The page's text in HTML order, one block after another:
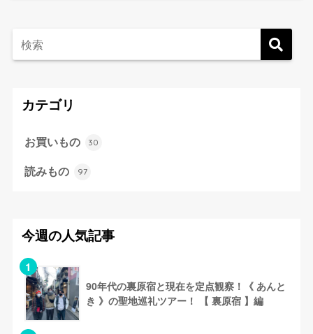
カテゴリ
お買いもの 30
読みもの 97
今週の人気記事
90年代の裏原宿と現在を定点観察！《 あんと
き 》の聖地巡礼ツアー！ 【 裏原宿 】編